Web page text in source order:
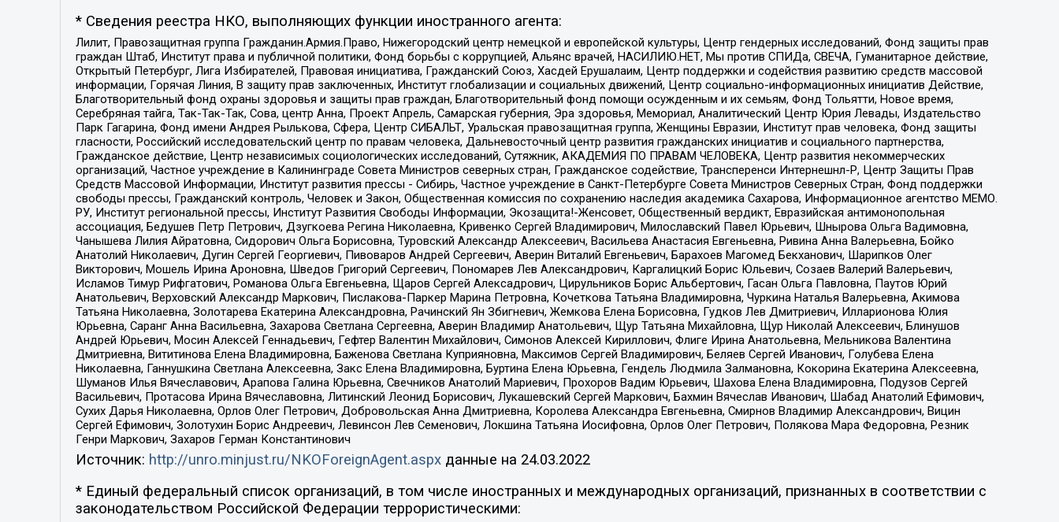
* Сведения реестра НКО, выполняющих функции иностранного агента:
Лилит, Правозащитная группа Гражданин.Армия.Право, Нижегородский центр немецкой и европейской культуры, Центр гендерных исследований, Фонд защиты прав
граждан Штаб, Институт права и публичной политики, Фонд борьбы с коррупцией, Альянс врачей, НАСИЛИЮ.НЕТ, Мы против СПИДа, СВЕЧА, Гуманитарное действие,
Открытый Петербург, Лига Избирателей, Правовая инициатива, Гражданский Союз, Хасдей Ерушалаим, Центр поддержки и содействия развитию средств массовой
информации, Горячая Линия, В защиту прав заключенных, Институт глобализации и социальных движений, Центр социально-информационных инициатив Действие,
Благотворительный фонд охраны здоровья и защиты прав граждан, Благотворительный фонд помощи осужденным и их семьям, Фонд Тольятти, Новое время,
Серебряная тайга, Так-Так-Так, Сова, центр Анна, Проект Апрель, Самарская губерния, Эра здоровья, Мемориал, Аналитический Центр Юрия Левады, Издательство
Парк Гагарина, Фонд имени Андрея Рылькова, Сфера, Центр СИБАЛЬТ, Уральская правозащитная группа, Женщины Евразии, Институт прав человека, Фонд защиты
гласности, Российский исследовательский центр по правам человека, Дальневосточный центр развития гражданских инициатив и социального партнерства,
Гражданское действие, Центр независимых социологических исследований, Сутяжник, АКАДЕМИЯ ПО ПРАВАМ ЧЕЛОВЕКА, Центр развития некоммерческих
организаций, Частное учреждение в Калининграде Совета Министров северных стран, Гражданское содействие, Трансперенси Интернешнл-Р, Центр Защиты Прав
Средств Массовой Информации, Институт развития прессы - Сибирь, Частное учреждение в Санкт-Петербурге Совета Министров Северных Стран, Фонд поддержки
свободы прессы, Гражданский контроль, Человек и Закон, Общественная комиссия по сохранению наследия академика Сахарова, Информационное агентство МЕМО.
РУ, Институт региональной прессы, Институт Развития Свободы Информации, Экозащита!-Женсовет, Общественный вердикт, Евразийская антимонопольная
ассоциация, Бедушев Петр Петрович, Дзугкоева Регина Николаевна, Кривенко Сергей Владимирович, Милославский Павел Юрьевич, Шнырова Ольга Вадимовна,
Чанышева Лилия Айратовна, Сидорович Ольга Борисовна, Туровский Александр Алексеевич, Васильева Анастасия Евгеньевна, Ривина Анна Валерьевна, Бойко
Анатолий Николаевич, Дугин Сергей Георгиевич, Пивоваров Андрей Сергеевич, Аверин Виталий Евгеньевич, Барахоев Магомед Бекханович, Шарипков Олег
Викторович, Мошель Ирина Ароновна, Шведов Григорий Сергеевич, Пономарев Лев Александрович, Каргалицкий Борис Юльевич, Созаев Валерий Валерьевич,
Исламов Тимур Рифгатович, Романова Ольга Евгеньевна, Щаров Сергей Алексадрович, Цирульников Борис Альбертович, Гасан Ольга Павловна, Паутов Юрий
Анатольевич, Верховский Александр Маркович, Пислакова-Паркер Марина Петровна, Кочеткова Татьяна Владимировна, Чуркина Наталья Валерьевна, Акимова
Татьяна Николаевна, Золотарева Екатерина Александровна, Рачинский Ян Збигневич, Жемкова Елена Борисовна, Гудков Лев Дмитриевич, Илларионова Юлия
Юрьевна, Саранг Анна Васильевна, Захарова Светлана Сергеевна, Аверин Владимир Анатольевич, Щур Татьяна Михайловна, Щур Николай Алексеевич, Блинушов
Андрей Юрьевич, Мосин Алексей Геннадьевич, Гефтер Валентин Михайлович, Симонов Алексей Кириллович, Флиге Ирина Анатольевна, Мельникова Валентина
Дмитриевна, Вититинова Елена Владимировна, Баженова Светлана Куприяновна, Максимов Сергей Владимирович, Беляев Сергей Иванович, Голубева Елена
Николаевна, Ганнушкина Светлана Алексеевна, Закс Елена Владимировна, Буртина Елена Юрьевна, Гендель Людмила Залмановна, Кокорина Екатерина Алексеевна,
Шуманов Илья Вячеславович, Арапова Галина Юрьевна, Свечников Анатолий Мариевич, Прохоров Вадим Юрьевич, Шахова Елена Владимировна, Подузов Сергей
Васильевич, Протасова Ирина Вячеславовна, Литинский Леонид Борисович, Лукашевский Сергей Маркович, Бахмин Вячеслав Иванович, Шабад Анатолий Ефимович,
Сухих Дарья Николаевна, Орлов Олег Петрович, Добровольская Анна Дмитриевна, Королева Александра Евгеньевна, Смирнов Владимир Александрович, Вицин
Сергей Ефимович, Золотухин Борис Андреевич, Левинсон Лев Семенович, Локшина Татьяна Иосифовна, Орлов Олег Петрович, Полякова Мара Федоровна, Резник
Генри Маркович, Захаров Герман Константинович
Источник: http://unro.minjust.ru/NKOForeignAgent.aspxданные на 24.03.2022
* Единый федеральный список организаций, в том числе иностранных и международных организаций, признанных в соответствии с
законодательством Российской Федерации террористическими: